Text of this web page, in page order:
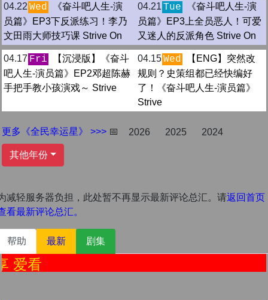
04.22 Wed
《奋斗吧人生-演
员篇》EP3下反派练习！李乃
文田雨大师技巧课 Strive On
04.21 Tue
《奋斗吧人生-演
员篇》EP3上全员恶人！可爱
又迷人的反派角色 Strive On
04.17 Fri
【沉浸版】《奋斗
吧人生-演员篇》EP2邓超陈赫
手把手教小孩演戏～ Strive
04.15Wed
【ENG】突然改
规则？史策组都已经快编好
了！《奋斗吧人生-演员篇》
Strive
更多《全民幸运星》 >>> 📅 2026 2025 2024
其他年份
减轻服务器负担，此处暂不再显示最新评论总汇。请返回首页
看最新评论总汇。
帮助 最新 剧集
分享 爱看